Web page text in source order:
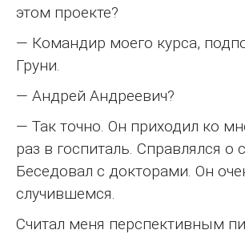
этом проекте?
— Командир моего курса,
Груни.
— Андрей Андреевич?
— Так точно. Он приходил ко
раз в госпиталь. Справлялся о
Беседовал с докторами. Он
случившемся.
Считал меня перспективным